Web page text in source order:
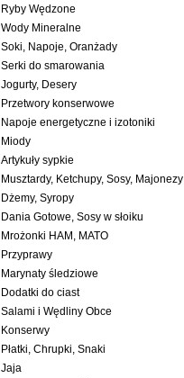
Ryby Wędzone
Wody Mineralne
Soki, Napoje, Oranżady
Serki do smarowania
Jogurty, Desery
Przetwory konserwowe
Napoje energetyczne i izotoniki
Miody
Artykuły sypkie
Musztardy, Ketchupy, Sosy, Majonezy
Dżemy, Syropy
Dania Gotowe, Sosy w słoiku
Mrożonki HAM, MATO
Przyprawy
Marynaty śledziowe
Dodatki do ciast
Salami i Wędliny Obce
Konserwy
Płatki, Chrupki, Snaki
Jaja